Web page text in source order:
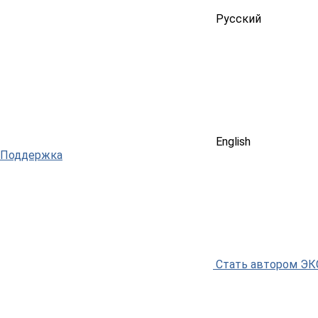
Русский
English
Поддержка
Стать автором